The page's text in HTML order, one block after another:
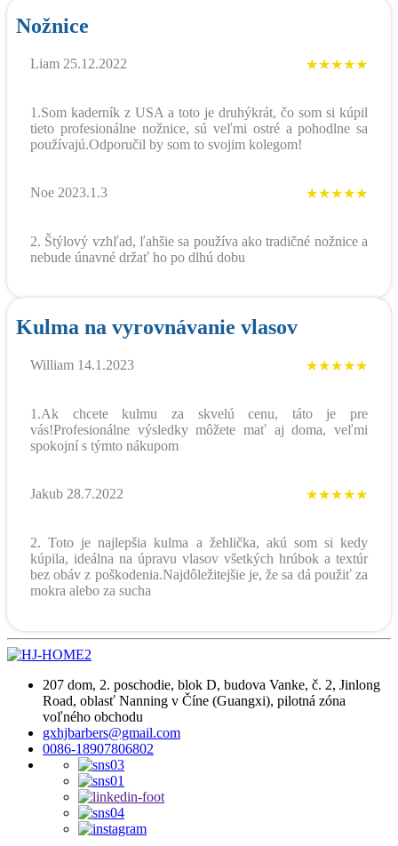
Nožnice
Liam 25.12.2022 ★★★★★
1.Som kaderník z USA a toto je druhýkrát, čo som si kúpil
tieto profesionálne nožnice, sú veľmi ostré a pohodlne sa
používajú.Odporučil by som to svojim kolegom!
Noe 2023.1.3 ★★★★★
2. Štýlový vzhľad, ľahšie sa používa ako tradičné nožnice a
nebude únavné držať ho po dlhú dobu
Kulma na vyrovnávanie vlasov
William 14.1.2023 ★★★★★
1.Ak chcete kulmu za skvelú cenu, táto je pre
vás!Profesionálne výsledky môžete mať aj doma, veľmi
spokojní s týmto nákupom
Jakub 28.7.2022 ★★★★★
2. Toto je najlepšia kulma a žehlička, akú som si kedy
kúpila, ideálna na úpravu vlasov všetkých hrúbok a textúr
bez obáv z poškodenia.Najdôležitejšie je, že sa dá použiť za
mokra alebo za sucha
207 dom, 2. poschodie, blok D, budova Vanke, č. 2, Jinlong
Road, oblasť Nanning v Číne (Guangxi), pilotná zóna
voľného obchodu
gxhjbarbers@gmail.com
0086-18907806802